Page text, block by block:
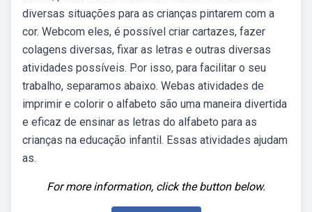
diversas situações para as crianças pintarem com a
cor. Webcom eles, é possível criar cartazes, fazer
colagens diversas, fixar as letras e outras diversas
atividades possíveis. Por isso, para facilitar o seu
trabalho, separamos abaixo. Webas atividades de
imprimir e colorir o alfabeto são uma maneira divertida
e eficaz de ensinar as letras do alfabeto para as
crianças na educação infantil. Essas atividades ajudam
as.
For more information, click the button below.